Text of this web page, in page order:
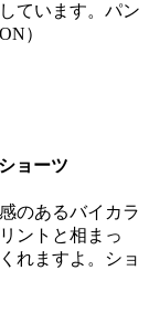
ています。パン
）
ョーツ
のあるバイカラ
ントと相まっ
れますよ。ショ